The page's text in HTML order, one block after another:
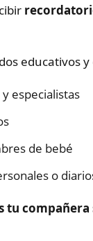
educativos
especialistas
de bebé
o
tu